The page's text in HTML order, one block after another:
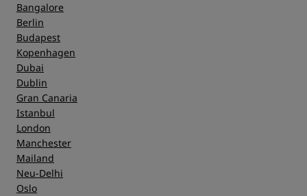
Bangalore
Berlin
Budapest
Kopenhagen
Dubai
Dublin
Gran Canaria
Istanbul
London
Manchester
Mailand
Neu-Delhi
Oslo